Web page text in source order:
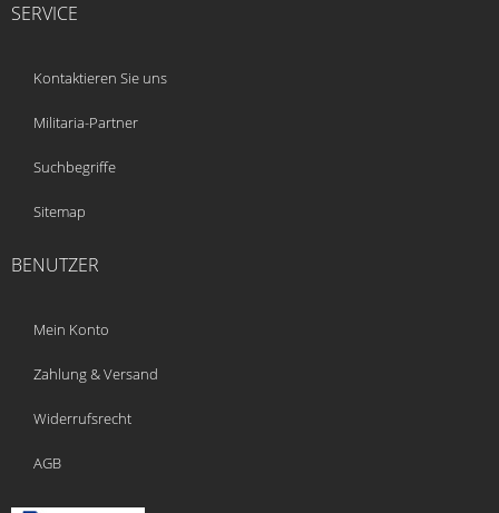
SERVICE
Kontaktieren Sie uns
Militaria-Partner
Suchbegriffe
Sitemap
BENUTZER
Mein Konto
Zahlung & Versand
Widerrufsrecht
AGB